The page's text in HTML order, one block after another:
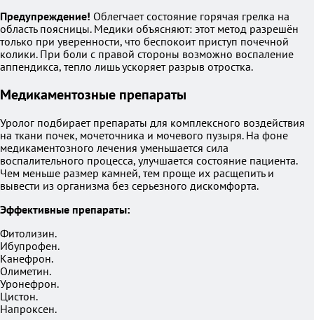
Предупреждение! Облегчает состояние горячая грелка на
область поясницы. Медики объясняют: этот метод разрешён
только при уверенности, что беспокоит приступ почечной
колики. При боли с правой стороны возможно воспаление
аппендикса, тепло лишь ускоряет разрыв отростка.
Медикаментозные препараты
Уролог подбирает препараты для комплексного воздействия
на ткани почек, мочеточника и мочевого пузыря. На фоне
медикаментозного лечения уменьшается сила
воспалительного процесса, улучшается состояние пациента.
Чем меньше размер камней, тем проще их расщепить и
вывести из организма без серьезного дискомфорта.
Эффективные препараты:
Фитолизин.
Ибупрофен.
Канефрон.
Олиметин.
Уронефрон.
Цистон.
Напроксен.